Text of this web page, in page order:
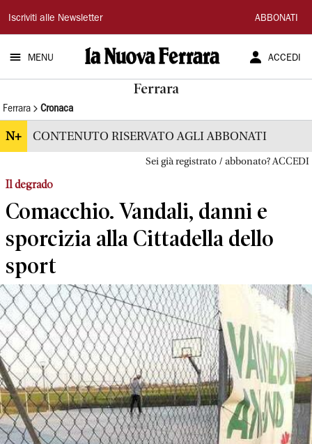
La
Nuova
Ferrara
Iscriviti alle Newsletter ABBONATI
MENU ACCEDI
Ferrara
Ferrara Cronaca
N+ CONTENUTO RISERVATO AGLI ABBONATI
Sei già registrato / abbonato? ACCEDI
Il degrado
Comacchio. Vandali, danni e
sporcizia alla Cittadella dello
sport